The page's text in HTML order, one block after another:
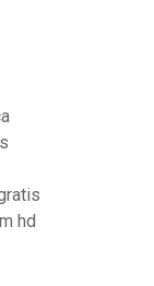
hd